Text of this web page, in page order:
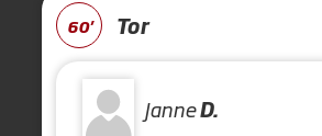
60' Tor
JanneD.